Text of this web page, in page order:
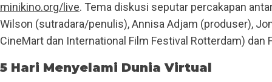
minikino.org/live. Tema diskusi seputar percakapan
Wilson (sutradara/penulis), Annisa Adjam (produser),
CineMart dan International Film Festival Rotterdam)
5 Hari Menyelami Dunia Virtual